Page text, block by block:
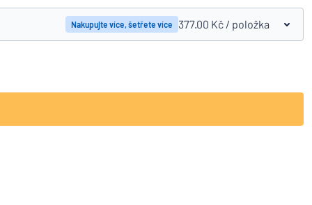
Nakupujte více, šetřete více 377.00 Kč / položka